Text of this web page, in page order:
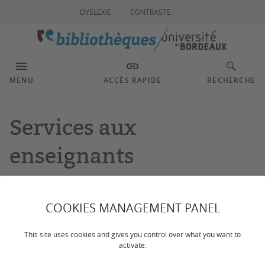
COOKIES MANAGEMENT PANEL
This site uses cookies and gives you control over what you want to
activate.
DYSLEXIE CONTRASTE
MENU ACCÈS RAPIDE RECHERCHE
Services aux
enseignants
Les professionnels des bibliothèques dispensent des
formations à la recherche documentaire intégrées dans les